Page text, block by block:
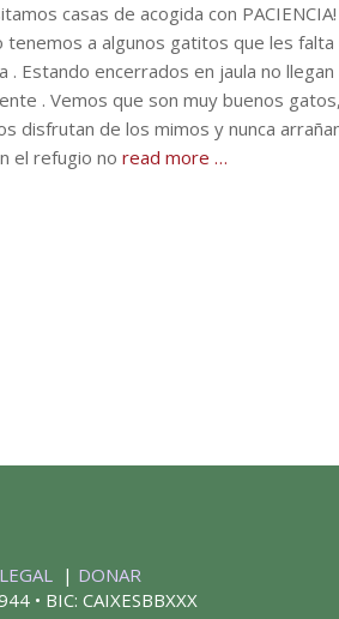
casas de acogida con
tenemos a algunos gatitos que les falta
. Estando encerrados en jaula no
. Vemos que son muy buenos
disfrutan de los mimos y nunca
el refugio no read more …
| DONAR
• BIC: CAIXESBBXXX